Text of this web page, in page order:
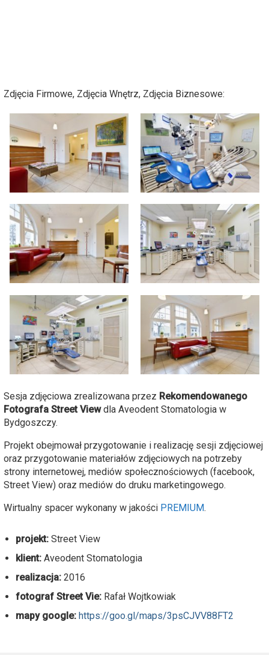
Zdjęcia Firmowe, Zdjęcia Wnętrz, Zdjęcia Biznesowe:
Sesja zdjęciowa zrealizowana przez Rekomendowanego
Fotografa Street Viewdla Aveodent Stomatologia w
Bydgoszczy.
Projekt obejmował przygotowanie i realizację sesji zdjęciowej
oraz przygotowanie materiałów zdjęciowych na potrzeby
strony internetowej, mediów społecznościowych (facebook,
Street View) oraz mediów do druku marketingowego.
Wirtualny spacer wykonany w jakości PREMIUM.
projekt: Street View
klient: Aveodent Stomatologia
realizacja: 2016
fotograf Street Vie: Rafał Wojtkowiak
mapy google: https://goo.gl/maps/3psCJVV88FT2